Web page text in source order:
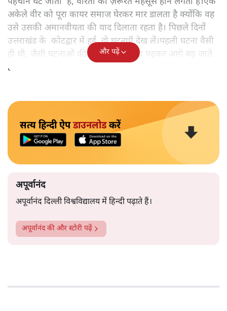
अकेले वीर को पूरा कायर समाज घेरकर मार डालता है क्योंकि वह
उसे उसकी अमानवीयता की याद दिलाता रहता है। पिछले दिनों
उत्तराखंड के कोटद्वार में हुई दो घटनाएँ देख लें।पहली घटना वैसी
ही थी, जैसी घटनाओं की खबर हम रोज़ाना पढ़कर आगे बढ़ जाते
हैं।भारत के तक़रीबन हर हिस्से से ऐसी खबर आती ही रहती है।
और पढ़ें
सत्य हिन्दी ऐपडाउनलोडकरें
अपूर्वानंद
अपूर्वानंद दिल्ली विश्वविद्यालय में हिन्दी पढ़ाते हैं।
अपूर्वानंदकी और स्टोरी पढ़ें